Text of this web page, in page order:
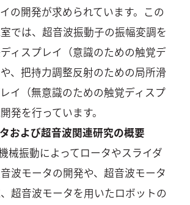
の開発が求められています。この
では、超音波振動子の振幅変調を
ィスプレイ（意識のための触覚デ
、把持力調整反射のための局所滑
イ（無意識のための触覚ディスプ
発を行っています。
および超音波関連研究の概要
械振動によってロータやスライダ
波モータの開発や、超音波モータ
超音波モータを用いたロボットの